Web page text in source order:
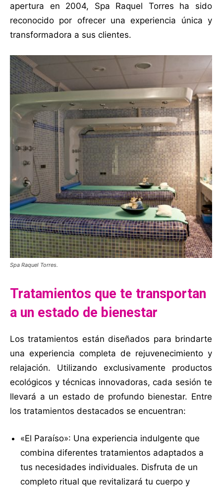
apertura en 2004, Spa Raquel Torres ha sido
reconocido por ofrecer una experiencia única y
transformadora a sus clientes.
Spa Raquel Torres.
Tratamientos que te transportan
a un estado de bienestar
Los tratamientos están diseñados para brindarte
una experiencia completa de rejuvenecimiento y
relajación. Utilizando exclusivamente productos
ecológicos y técnicas innovadoras, cada sesión te
llevará a un estado de profundo bienestar. Entre
los tratamientos destacados se encuentran:
«El Paraíso»: Una experiencia indulgente que
combina diferentes tratamientos adaptados a
tus necesidades individuales. Disfruta de un
completo ritual que revitalizará tu cuerpo y